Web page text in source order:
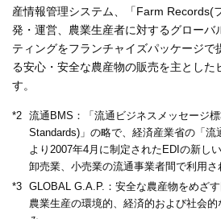
産情報管理システム、「Farm Records(
発・運営、農業生産者に対するグローバ
ティングをフランチャイズパッケージで
る安心・安全な農産物の販売を主とした
す。
*2
流通BMS：「流通ビジネスメッセージ
Standards)」の略で、経済産業省の「流
より2007年4月に制定されたEDIの新し
卸売業、小売業の流通事業者間で利用さ
*3
GLOBAL G.A.P.：安全な農産物をめざ
農業生産の環境的、経済的および社会